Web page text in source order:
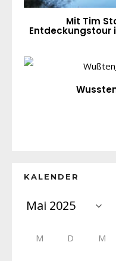
Mit Tim
Entdeckungstour
KALENDER
M D M